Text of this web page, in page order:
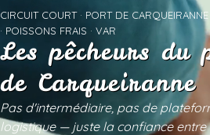
CIRCUIT COURT · PORT DE CARQUEIRANNE
· POISSONS FRAIS · VAR
Les pêcheurs du
de Carqueiranne
Pas d'intermédiaire, pas de
logistique — juste la confiance entre